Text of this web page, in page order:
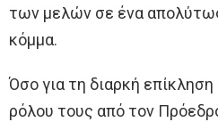
των μελών σε ένα
κόμμα.
Όσο για τη διαρκή
ρόλου τους από τον